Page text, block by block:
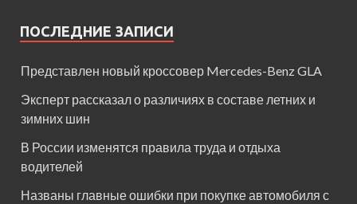
ПОСЛЕДНИЕ ЗАПИСИ
Представлен новый кроссовер Mercedes-Benz GLA
Эксперт рассказал о различиях в составе летних и
зимних шин
В России изменятся правила труда и отдыха
водителей
Названы главные ошибки при покупке автомобиля с